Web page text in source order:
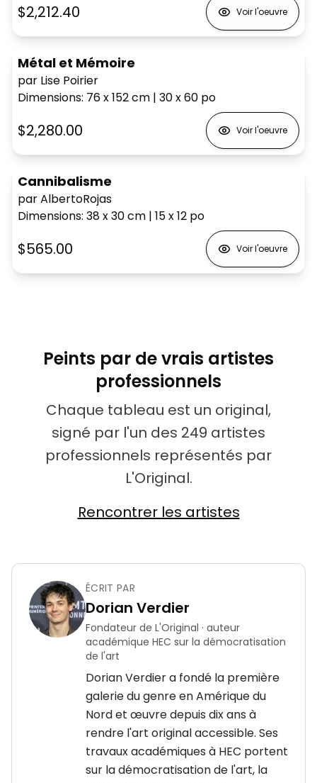
$2,212.40 Voir l'oeuvre
Métal et Mémoire
par Lise Poirier
Dimensions: 76 x 152cm | 30 x 60 po
$2,280.00 Voir l'oeuvre
Cannibalisme
par AlbertoRojas
Dimensions: 38 x 30cm | 15 x 12 po
$565.00 Voir l'oeuvre
Peints par de vrais artistes
professionnels
Chaque tableau est un original,
signé par l'un des 249 artistes
professionnels représentés par
L'Original.
Rencontrer les artistes
ÉCRIT PAR
Dorian Verdier
Fondateur de L'Original · auteur
académique HEC sur la démocratisation
de l'art
Dorian Verdier a fondé la première
galerie du genre en Amérique du
Nord et œuvre depuis dix ans à
rendre l'art original accessible. Ses
travaux académiques à HEC portent
sur la démocratisation de l'art, la